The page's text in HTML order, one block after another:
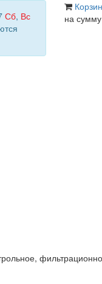
Сб, Вс
на сумму